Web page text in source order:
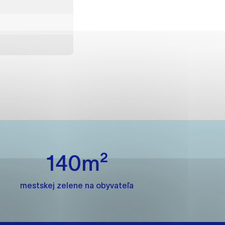
140m²
mestskej zelene na obyvateľa
uplatniteľnými tým,